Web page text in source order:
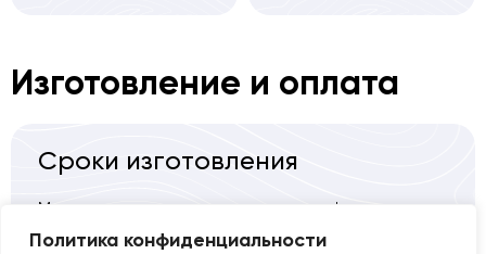
Политика конфиденциальности
Изготовление и оплата
Сроки изготовления
Мы оперативно изготавливаем и профессионально
устанавливаем профильные системы на объектах